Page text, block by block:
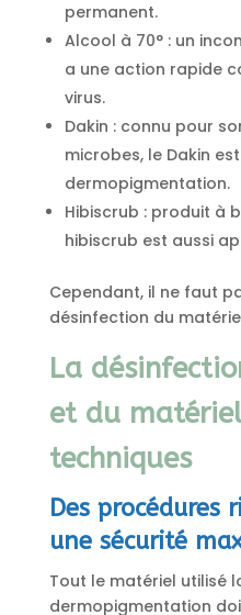
permanent.
Alcool à 70° : un
a une action rapide
virus.
Dakin : connu pour
microbes, le Dakin
dermopigmentation.
Hibiscrub : produit à
hibiscrub est aussi
Cependant, il ne faut
désinfection du
La
et du
techniques
Des procédures
une sécurité
Tout le matériel utilisé
dermopigmentation